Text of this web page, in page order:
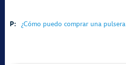
P: ¿Cómo puedo comprar una